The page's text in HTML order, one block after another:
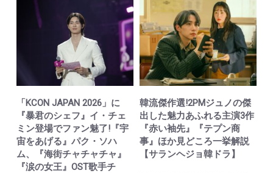
「KCON JAPAN 2026」に
『暴君のシェフ』イ・チェ
ミン登場でファン魅了!『宇
宙をあげる』パク・ソハ
ム、『海街チャチャチャ』
『涙の女王』OST歌手チ
韓流傑作選!2PMジュノの傑
出した魅力あふれる主演3作
『赤い袖先』『テプン商
事』ほか見どころ一挙解説
【サランヘジョ韓ドラ】